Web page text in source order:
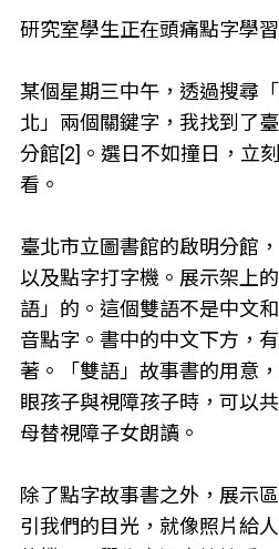
研究室學生正在頭痛點字學
某個星期三中午，透過搜尋
北」兩個關鍵字，我找到了
分館[2]。選日不如撞日，立
看。
臺北市立圖書館的啟明分館
以及點字打字機。展示架上
語」的。這個雙語不是中文
音點字。書中的中文下方，
著。「雙語」故事書的用意
眼孩子與視障孩子時，可以
母替視障子女朗讀。
除了點字故事書之外，展示
引我們的目光，就像照片給